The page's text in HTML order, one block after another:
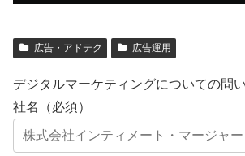
広告・アドテク 広告運用
デジタルマーケティングについての問
社名（必須）